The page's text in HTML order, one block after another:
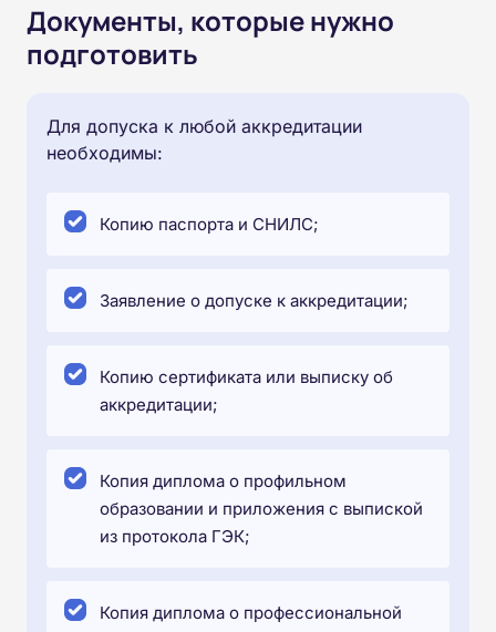
Документы, которые нужно
подготовить
Для допуска к любой аккредитации
необходимы:
Копию паспорта и СНИЛС;
Заявление о допуске к аккредитации;
Копию сертификата или выписку об
аккредитации;
Копия диплома о профильном
образовании и приложения с выпиской
из протокола ГЭК;
Копия диплома о профессиональной